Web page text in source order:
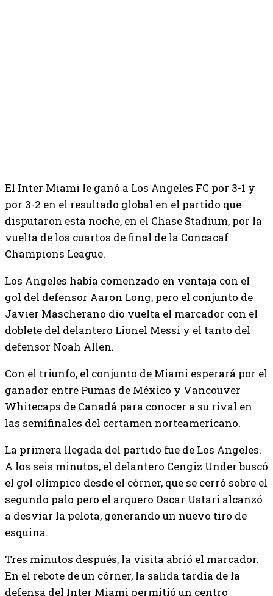
El Inter Miami le ganó a Los Angeles FC por 3-1 y
por 3-2 en el resultado global en el partido que
disputaron esta noche, en el Chase Stadium, por la
vuelta de los cuartos de final de la Concacaf
Champions League.
Los Angeles había comenzado en ventaja con el
gol del defensor Aaron Long, pero el conjunto de
Javier Mascherano dio vuelta el marcador con el
doblete del delantero Lionel Messi y el tanto del
defensor Noah Allen.
Con el triunfo, el conjunto de Miami esperará por el
ganador entre Pumas de México y Vancouver
Whitecaps de Canadá para conocer a su rival en
las semifinales del certamen norteamericano.
La primera llegada del partido fue de Los Angeles.
A los seis minutos, el delantero Cengiz Under buscó
el gol olímpico desde el córner, que se cerró sobre el
segundo palo pero el arquero Oscar Ustari alcanzó
a desviar la pelota, generando un nuevo tiro de
esquina.
Tres minutos después, la visita abrió el marcador.
En el rebote de un córner, la salida tardía de la
defensa del Inter Miami permitió un centro